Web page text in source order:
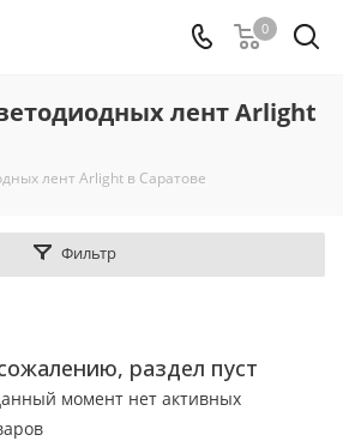
0
лент Arlight
лент Arlight в Саратове
Фильтр
раздел пуст
момент нет активных